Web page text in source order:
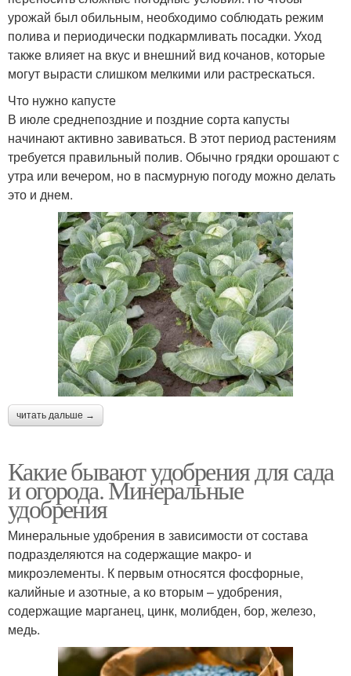
урожай был обильным, необходимо соблюдать режим
полива и периодически подкармливать посадки. Уход
также влияет на вкус и внешний вид кочанов, которые
могут вырасти слишком мелкими или растрескаться.
Что нужно капусте
В июле среднепоздние и поздние сорта капусты
начинают активно завиваться. В этот период растениям
требуется правильный полив. Обычно грядки орошают с
утра или вечером, но в пасмурную погоду можно делать
это и днем.
читать дальше →
Какие бывают удобрения для сада
и огорода. Минеральные
удобрения
Минеральные удобрения в зависимости от состава
подразделяются на содержащие макро- и
микроэлементы. К первым относятся фосфорные,
калийные и азотные, а ко вторым – удобрения,
содержащие марганец, цинк, молибден, бор, железо,
медь.